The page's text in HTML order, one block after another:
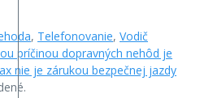
, Telefonovanie, Vodič
príčinou dopravných nehôd je
nie je zárukou bezpečnej jazdy